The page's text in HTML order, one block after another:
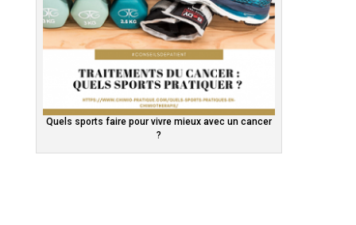
Quels sports faire pour vivre mieux avec un cancer
?